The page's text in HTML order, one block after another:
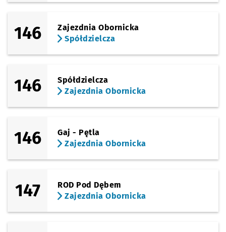
146
Zajezdnia Obornicka
Spółdzielcza
146
Spółdzielcza
Zajezdnia Obornicka
146
Gaj - Pętla
Zajezdnia Obornicka
147
ROD Pod Dębem
Zajezdnia Obornicka